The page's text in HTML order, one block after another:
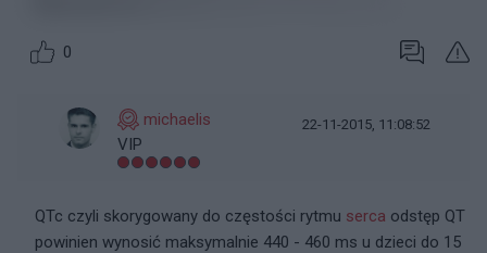
0
michaelis
VIP
22-11-2015, 11:08:52
QTc czyli skorygowany do częstości rytmu serca odstęp QT
powinien wynosić maksymalnie 440 - 460 ms u dzieci do 15